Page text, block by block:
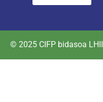
© 2025 CIFP bidasoa LHII